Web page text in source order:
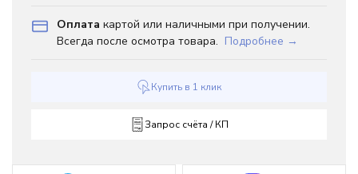
Оплата картой или наличными при получении.
Всегда после осмотра товара. Подробнее →
Купить в 1 клик
Запрос счёта / КП